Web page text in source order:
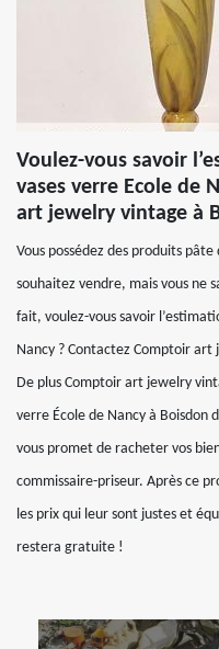
Voulez-vous savoir
vases verre Ecole de
art jewelry vintage à
Vous possédez des produits
souhaitez vendre, mais vous ne
fait, voulez-vous savoir
Nancy ? Contactez Comptoir art
De plus Comptoir art jewelry
verre École de Nancy à Boisdon
vous promet de racheter vos
commissaire-priseur. Après ce
les prix qui leur sont justes et
restera gratuite !